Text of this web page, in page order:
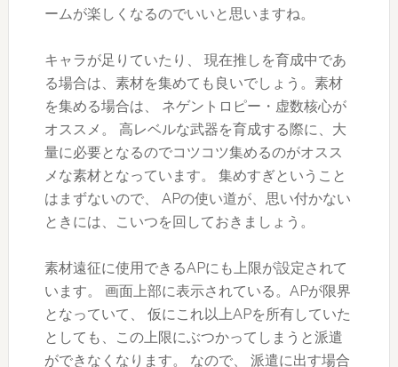
ームが楽しくなるのでいいと思いますね。
キャラが足りていたり、 現在推しを育成中であ
る場合は、素材を集めても良いでしょう。素材
を集める場合は、 ネゲントロピー・虚数核心が
オススメ。 高レベルな武器を育成する際に、大
量に必要となるのでコツコツ集めるのがオスス
メな素材となっています。 集めすぎということ
はまずないので、 APの使い道が、思い付かない
ときには、こいつを回しておきましょう。
素材遠征に使用できるAPにも上限が設定されて
います。 画面上部に表示されている。APが限界
となっていて、 仮にこれ以上APを所有していた
としても、この上限にぶつかってしまうと派遣
ができなくなります。 なので、 派遣に出す場合